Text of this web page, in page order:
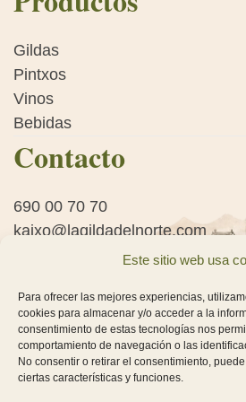
Este sitio web usa
Para ofrecer las mejores experiencias,
cookies para almacenar y/o acceder a la
consentimiento de estas tecnologías nos
comportamiento de navegación o las
No consentir o retirar el consentimiento,
ciertas características y funciones.
Gildas
Pintxos
Vinos
Bebidas
Contacto
690 00 70 70
kaixo@lagildadelnorte.com
Polígono La Cruz, Aretxalde
Políticas
Aviso Legal
Política de privacidad